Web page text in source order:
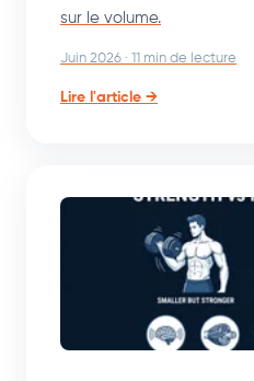
sur le volume.
Juin 2026 · 11 min de lecture
Lire l'article →